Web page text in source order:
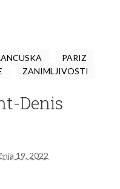
PARIZ
ZANIMLJIVOSTI
Denis
19, 2022